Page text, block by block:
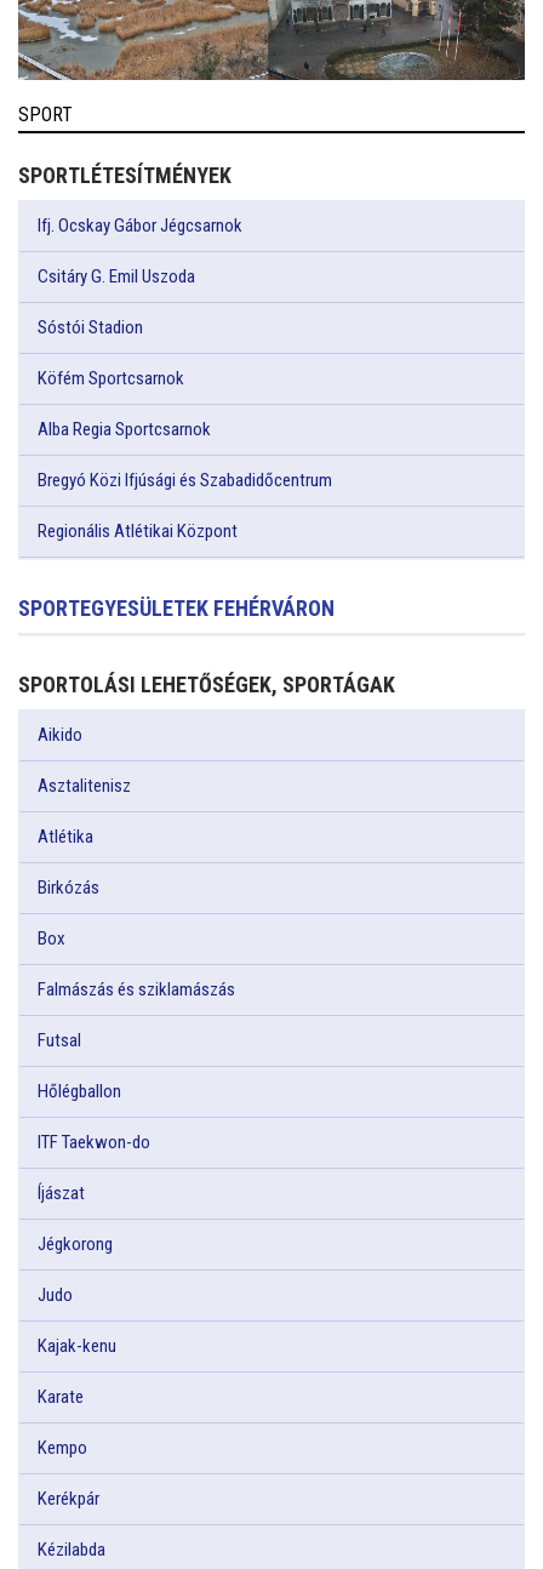
SPORT
SPORTLÉTESÍTMÉNYEK
Ifj. Ocskay Gábor Jégcsarnok
Csitáry G. Emil Uszoda
Sóstói Stadion
Köfém Sportcsarnok
Alba Regia Sportcsarnok
Bregyó Közi Ifjúsági és Szabadidőcentrum
Regionális Atlétikai Központ
SPORTEGYESÜLETEK FEHÉRVÁRON
SPORTOLÁSI LEHETŐSÉGEK, SPORTÁGAK
Aikido
Asztalitenisz
Atlétika
Birkózás
Box
Falmászás és sziklamászás
Futsal
Hőlégballon
ITF Taekwon-do
Íjászat
Jégkorong
Judo
Kajak-kenu
Karate
Kempo
Kerékpár
Kézilabda